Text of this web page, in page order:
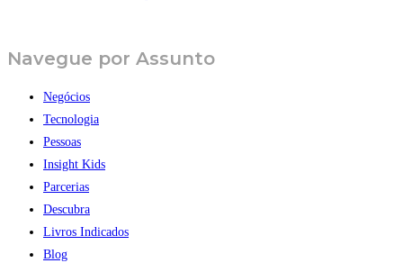
Navegue por Assunto
Negócios
Tecnologia
Pessoas
Insight Kids
Parcerias
Descubra
Livros Indicados
Blog